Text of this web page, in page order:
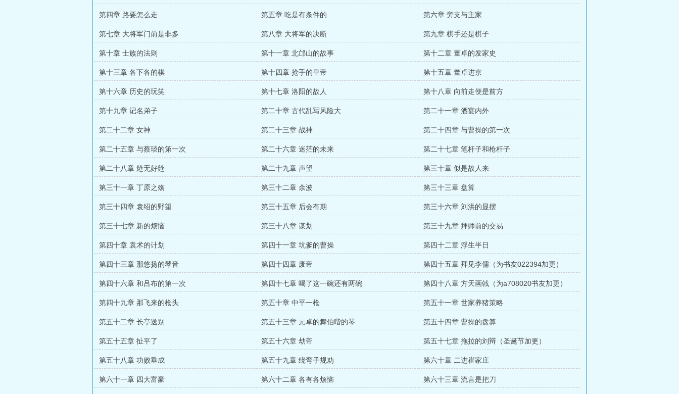
第四章 路要怎么走 第五章 吃是有条件的 第六章 旁支与主家
第七章 大将军门前是非多 第八章 大将军的决断 第九章 棋手还是棋子
第十章 士族的法则 第十一章 北邙山的故事 第十二章 董卓的发家史
第十三章 各下各的棋 第十四章 抢手的皇帝 第十五章 董卓进京
第十六章 历史的玩笑 第十七章 洛阳的故人 第十八章 向前走便是前方
第十九章 记名弟子 第二十章 古代乱写风险大 第二十一章 酒宴内外
第二十二章 女神 第二十三章 战神 第二十四章 与曹操的第一次
第二十五章 与蔡琰的第一次 第二十六章 迷茫的未来 第二十七章 笔杆子和枪杆子
第二十八章 筵无好筵 第二十九章 声望 第三十章 似是故人来
第三十一章 丁原之殇 第三十二章 余波 第三十三章 盘算
第三十四章 袁绍的野望 第三十五章 后会有期 第三十六章 刘洪的显摆
第三十七章 新的烦恼 第三十八章 谋划 第三十九章 拜师前的交易
第四十章 袁术的计划 第四十一章 坑爹的曹操 第四十二章 浮生半日
第四十三章 那悠扬的琴音 第四十四章 废帝 第四十五章 拜见李儒（为书友022394加更）
第四十六章 和吕布的第一次 第四十七章 喝了这一碗还有两碗 第四十八章 方天画戟（为a708020书友加更）
第四十九章 那飞来的枪头 第五十章 中平一枪 第五十一章 世家养猪策略
第五十二章 长亭送别 第五十三章 元卓的舞伯喈的琴 第五十四章 曹操的盘算
第五十五章 扯平了 第五十六章 劫帝 第五十七章 拖拉的刘辩（圣诞节加更）
第五十八章 功败垂成 第五十九章 绕弯子规劝 第六十章 二进崔家庄
第六十一章 四大富豪 第六十二章 各有各烦恼 第六十三章 流言是把刀